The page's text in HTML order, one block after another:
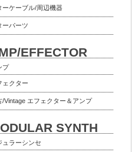
ーケーブル/周辺機器
ーパーツ
EFFECTOR
プ
ェクター
/Vintage エフェクター＆アンプ
SYNTH
ュラーシンセ